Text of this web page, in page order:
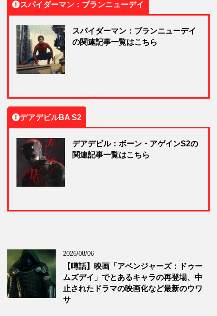
スパイダーマン：ブランニューデイ
スパイダーマン：ブランニューデイ
の関連記事一覧はこちら
デアデビルBA S2
デアデビル：ボーン・アゲインS2の
関連記事一覧はこちら
2026/08/06
【噂話】映画「アベンジャーズ：ドゥー
ムズデイ」でとあるキャラの再登場、中
止されたドラマの映画化など最新のウワ
サ